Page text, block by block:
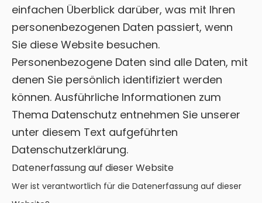
einfachen Überblick darüber, was mit Ihren
personenbezogenen Daten passiert, wenn
Sie diese Website besuchen.
Personenbezogene Daten sind alle Daten, mit
denen Sie persönlich identifiziert werden
können. Ausführliche Informationen zum
Thema Datenschutz entnehmen Sie unserer
unter diesem Text aufgeführten
Datenschutzerklärung.
Datenerfassung auf dieser Website
Wer ist verantwortlich für die Datenerfassung auf dieser